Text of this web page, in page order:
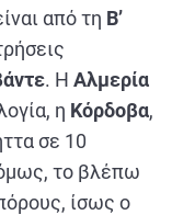
από τη Β’
. Η Αλμερία
η Κόρδοβα,
σε 10
όμως, το βλέπω
ίσως ο